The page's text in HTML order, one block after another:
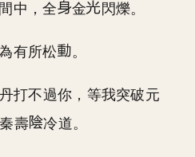
中，全 金 閃爍。
有所松 。
打不過你，等我突破元
壽
冷道。